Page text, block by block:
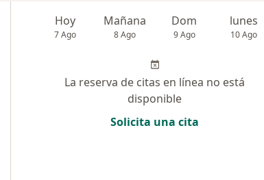
Hoy
7 Ago
Mañana
8 Ago
Dom
9 Ago
lunes
10 Ago
La reserva de citas en línea no está
disponible
Solicita una cita